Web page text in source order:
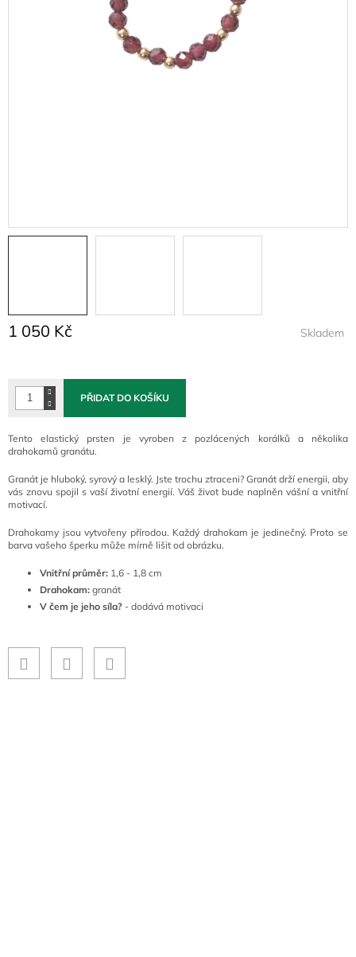
1 050 Kč Skladem
PŘIDAT DO KOŠÍKU
Tento elastický prsten je vyroben z pozlácených korálků a několika
drahokamů granátu.
Granát je hluboký, syrový a lesklý. Jste trochu ztraceni? Granát drží energii, aby
vás znovu spojil s vaší životní energií. Váš život bude naplněn vášní a vnitřní
motivací.
Drahokamy jsou vytvořeny přírodou. Každý drahokam je jedinečný. Proto se
barva vašeho šperku může mírně lišit od obrázku.
Vnitřní průměr: 1,6 - 1,8 cm
Drahokam: granát
V čem je jeho síla? - dodává motivaci